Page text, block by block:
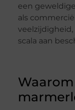
een
als
scala aan